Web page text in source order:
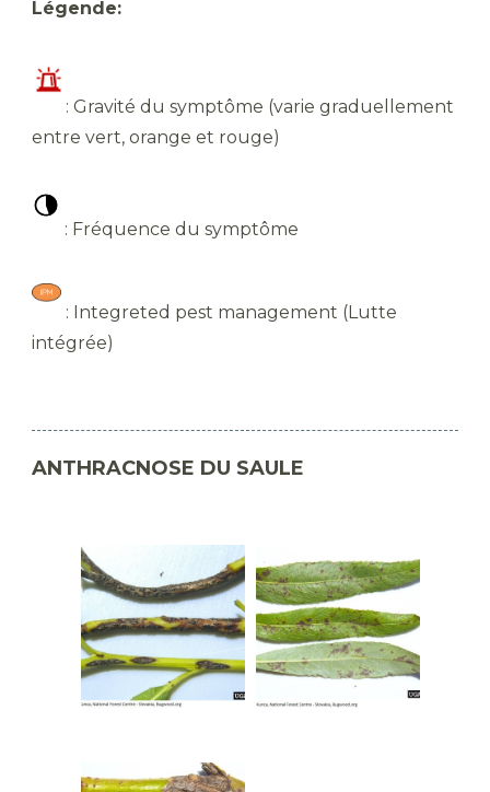
Légende:
​: Gravité du symptôme (varie graduellement
entre vert, orange et rouge)
​ : Fréquence du symptôme
​ : Integreted pest management (Lutte
intégrée)
ANTHRACNOSE DU SAULE